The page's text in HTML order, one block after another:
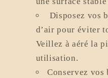
Disposez vos
d’air pour éviter
Veillez à aéré la
utilisation.
Conservez vos